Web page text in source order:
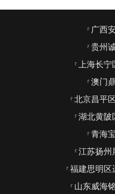
广西
贵州
上海长宁
澳门
北京昌平
湖北黄陂
青海
江苏扬州
福建思明区
山东威海